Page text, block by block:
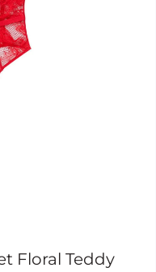
Floral Teddy